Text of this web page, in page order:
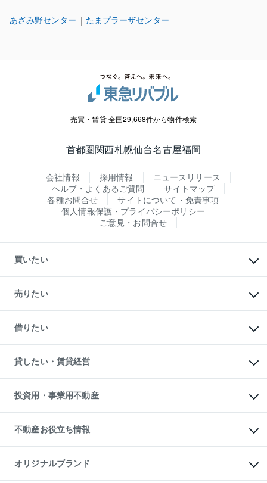
あざみ野センター たまプラーザセンター
売買・賃貸 全国29,668件から物件検索
首都圏関西札幌仙台名古屋福岡
会社情報 採用情報
ニュースリリース
ヘルプ・よくあるご質問
サイトマップ
各種お問合せ
サイトについて・免責事項
個人情報保護・プライバシーポリシー
ご意見・お問合せ
買いたい
新築・分譲マンションの購入
中古マンションの購入
一戸建ての購入
中古一戸建ての購入
不動産購入の流れ
注目キーワード物件特集
購入ガイド
English 繁体中文簡体中文
売りたい
一戸建ての売却・査定
土地の売却・査定
スピードAI査定
不動産査定について
不動産売却の流れ
不動産買換えの流れ
売却ガイド
借りたい
オフィス・店舗の賃貸
借りるときの流れ
借りるガイド
貸したい・賃貸経営
マンション賃料データ
賃貸管理プラン
リロケーションについて
貸すガイド
投資用・事業用不動産
事業用不動産
マンション投資
投資用マンション
アパート経営
不動産お役立ち情報
マンションライブラリー
人気マンションランキング
暮らしに役立つ不動産メディア
オリジナルブランド